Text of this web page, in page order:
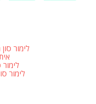
לימור
לימור